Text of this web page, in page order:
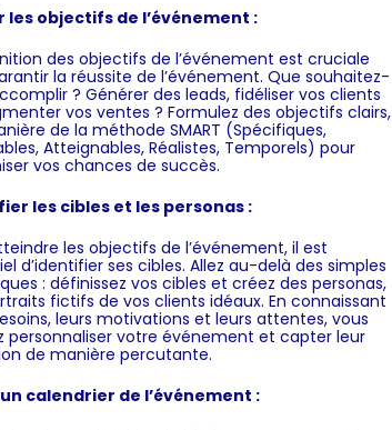
les objectifs de l’événement :
des objectifs de l’événement est cruciale
la réussite de l’événement. Que souhaitez-
? Générer des leads, fidéliser vos clients
vos ventes ? Formulez des objectifs clairs,
de la méthode SMART (Spécifiques,
Atteignables, Réalistes, Temporels) pour
vos chances de succès.
les cibles et les personas :
les objectifs de l’événement, il est
d’identifier ses cibles. Allez au-delà des simples
: définissez vos cibles et créez des personas,
fictifs de vos clients idéaux. En connaissant
leurs motivations et leurs attentes, vous
personnaliser votre événement et capter leur
de manière percutante.
calendrier de l’événement :